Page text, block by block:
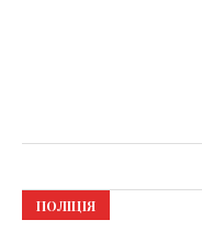
ПОЛІЦІЯ